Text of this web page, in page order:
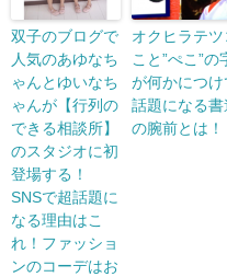
双子のブログで
人気のあゆなち
ゃんとゆいなち
ゃんが【行列の
できる相談所】
のスタジオに初
登場する！
SNSで超話題に
なる理由はこ
れ！ファッショ
ンのコーデはお
オクヒラテツ
こと”ぺこ”の
が何かにつけ
話題になる書
の腕前とは！